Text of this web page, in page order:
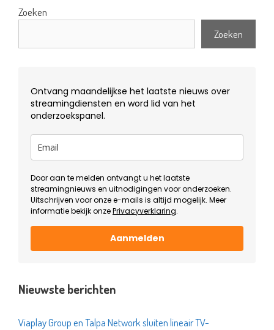
Zoeken
Zoeken
Ontvang maandelijkse het laatste nieuws over
streamingdiensten en word lid van het
onderzoekspanel.
Door aan te melden ontvangt u het laatste
streamingnieuws en uitnodigingen voor onderzoeken.
Uitschrijven voor onze e-mails is altijd mogelijk. Meer
informatie bekijk onzePrivacyverklaring.
Aanmelden
Nieuwste berichten
Viaplay Group en Talpa Network sluiten lineair TV-